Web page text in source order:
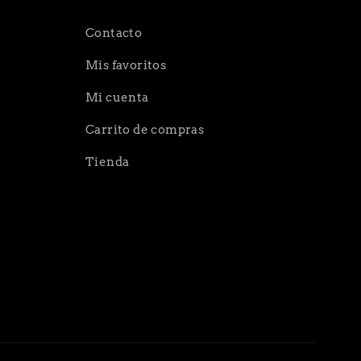
Contacto
Mis favoritos
Mi cuenta
Carrito de compras
Tienda